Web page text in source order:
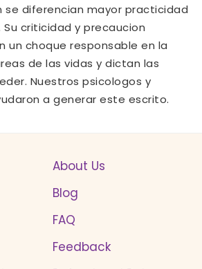
diferencian mayor practicidad
criticidad y precaucion
un choque responsable en la
de las vidas y dictan las
Nuestros psicologos y
a generar este escrito.
About Us
Blog
FAQ
Feedback